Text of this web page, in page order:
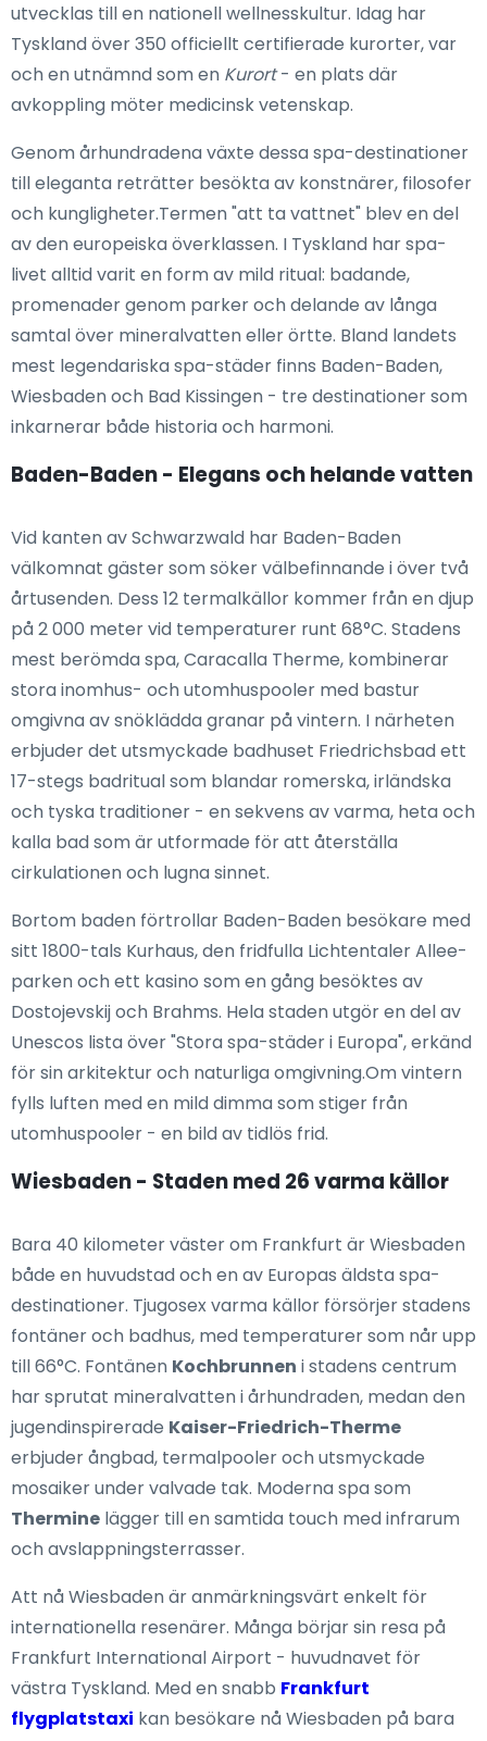
utvecklas till en nationell wellnesskultur. Idag har
Tyskland över 350 officiellt certifierade kurorter, var
och en utnämnd som en Kurort- en plats där
avkoppling möter medicinsk vetenskap.
Genom århundradena växte dessa spa-destinationer
till eleganta reträtter besökta av konstnärer, filosofer
och kungligheter.Termen "att ta vattnet" blev en del
av den europeiska överklassen. I Tyskland har spa-
livet alltid varit en form av mild ritual: badande,
promenader genom parker och delande av långa
samtal över mineralvatten eller örtte. Bland landets
mest legendariska spa-städer finns Baden-Baden,
Wiesbaden och Bad Kissingen - tre destinationer som
inkarnerar både historia och harmoni.
Baden-Baden - Elegans och helande vatten
Vid kanten av Schwarzwald har Baden-Baden
välkomnat gäster som söker välbefinnande i över två
årtusenden. Dess 12 termalkällor kommer från en djup
på 2 000 meter vid temperaturer runt 68°C. Stadens
mest berömda spa, Caracalla Therme, kombinerar
stora inomhus- och utomhuspooler med bastur
omgivna av snöklädda granar på vintern. I närheten
erbjuder det utsmyckade badhuset Friedrichsbad ett
17-stegs badritual som blandar romerska, irländska
och tyska traditioner - en sekvens av varma, heta och
kalla bad som är utformade för att återställa
cirkulationen och lugna sinnet.
Bortom baden förtrollar Baden-Baden besökare med
sitt 1800-tals Kurhaus, den fridfulla Lichtentaler Allee-
parken och ett kasino som en gång besöktes av
Dostojevskij och Brahms. Hela staden utgör en del av
Unescos lista över "Stora spa-städer i Europa", erkänd
för sin arkitektur och naturliga omgivning.Om vintern
fylls luften med en mild dimma som stiger från
utomhuspooler - en bild av tidlös frid.
Wiesbaden - Staden med 26 varma källor
Bara 40 kilometer väster om Frankfurt är Wiesbaden
både en huvudstad och en av Europas äldsta spa-
destinationer. Tjugosex varma källor försörjer stadens
fontäner och badhus, med temperaturer som når upp
till 66°C. Fontänen Kochbrunnen i stadens centrum
har sprutat mineralvatten i århundraden, medan den
jugendinspirerade Kaiser-Friedrich-Therme
erbjuder ångbad, termalpooler och utsmyckade
mosaiker under valvade tak. Moderna spa som
Thermine lägger till en samtida touch med infrarum
och avslappningsterrasser.
Att nå Wiesbaden är anmärkningsvärt enkelt för
internationella resenärer. Många börjar sin resa på
Frankfurt International Airport - huvudnavet för
västra Tyskland. Med en snabb Frankfurt
flygplatstaxi kan besökare nå Wiesbaden på bara